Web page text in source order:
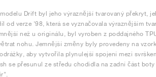
Drift byl jeho výraznější tvarovaný překryt,
od verze '98, která se vyznačovala výraznějším
než u originálu, byl vyroben z poddajného
nohu. Jemnější změny byly provedeny na
aby vytvořila plynulejší spojení mezi
se přesunul ze středu chodidla na zadní část